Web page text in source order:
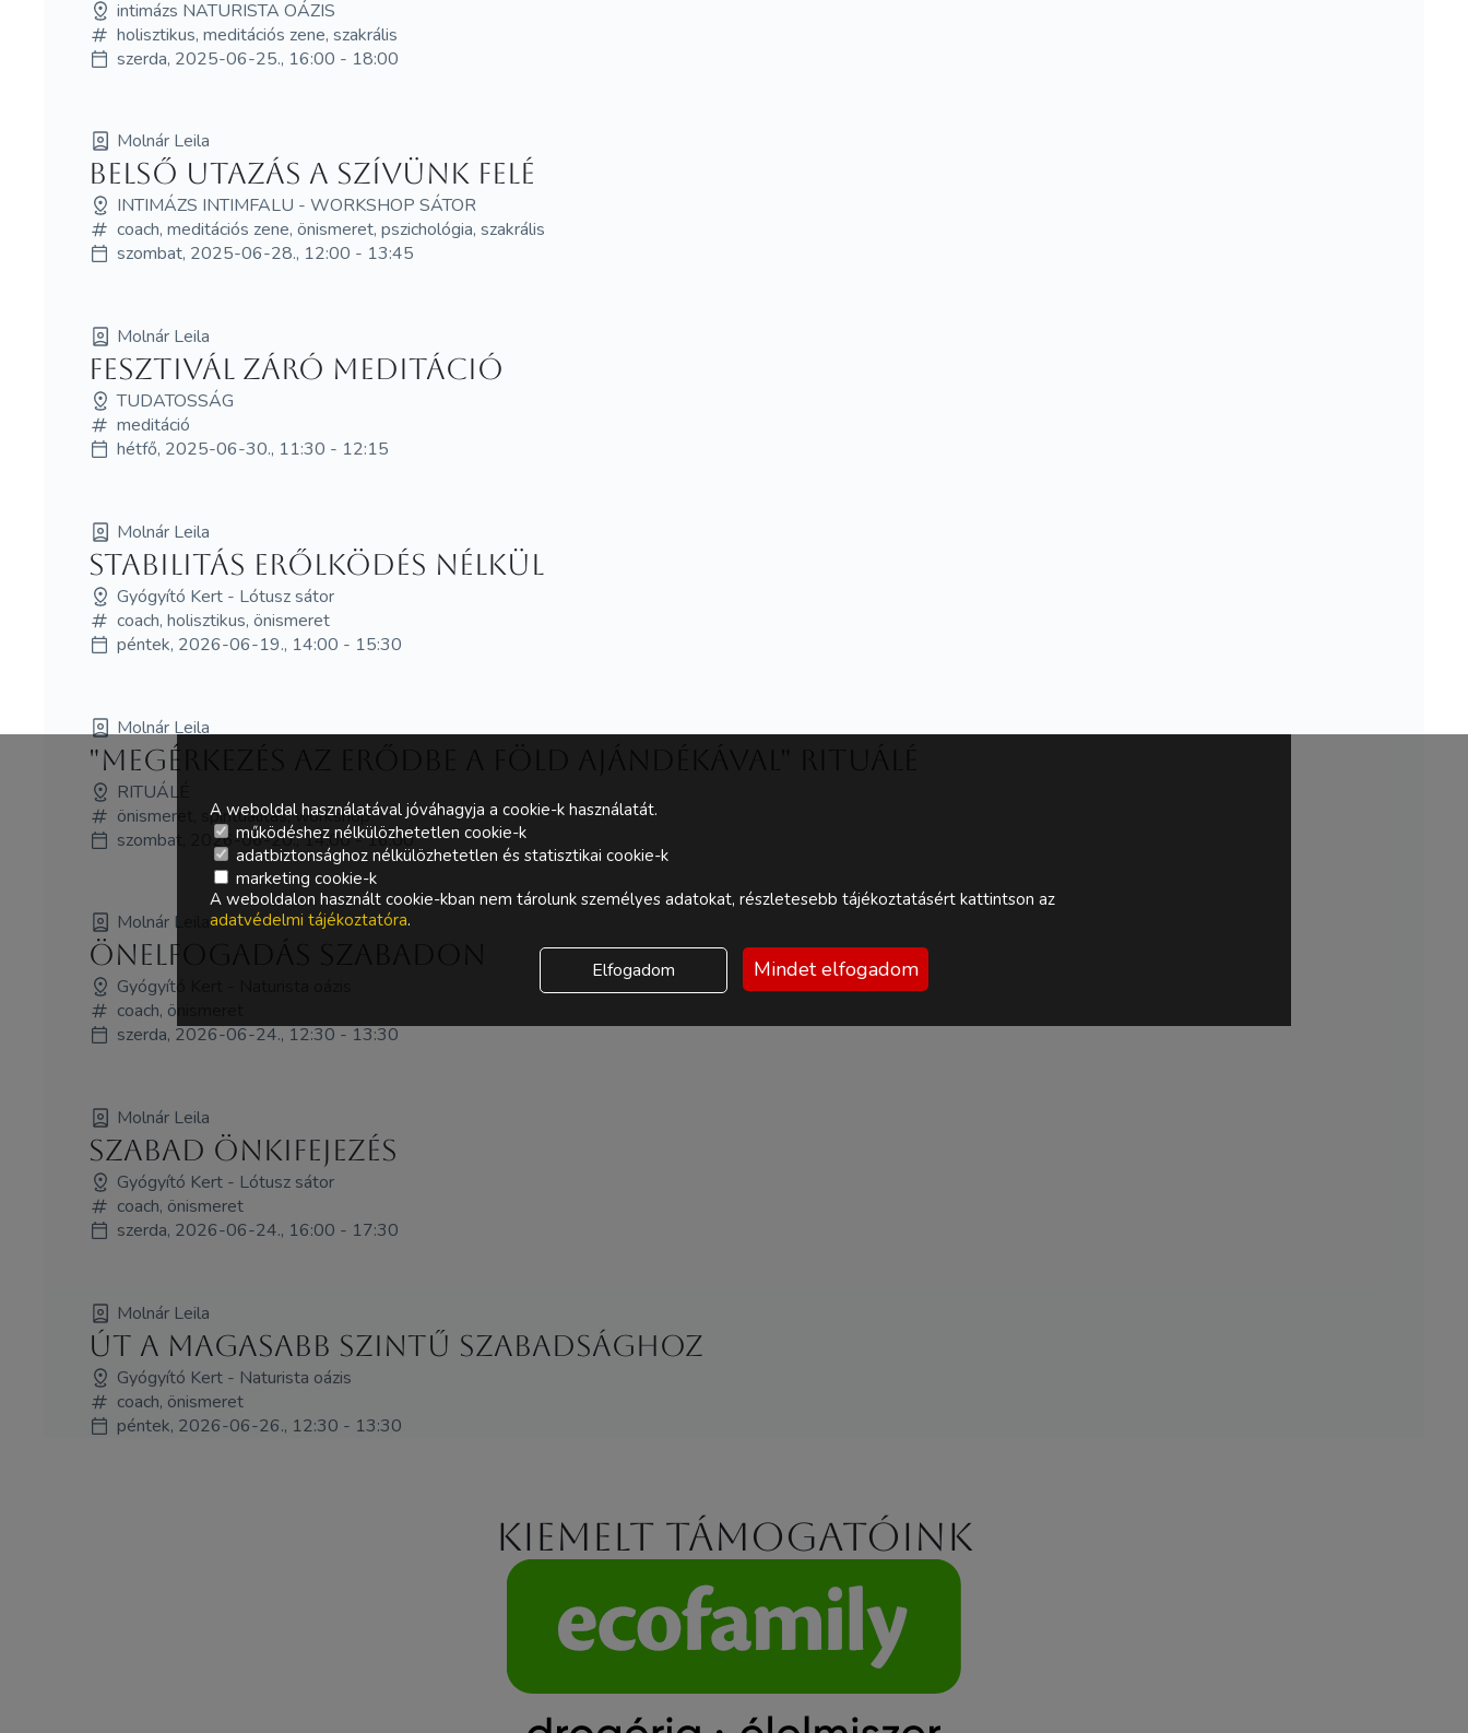
intimázs NATURISTA OÁZIS
holisztikus, meditációs zene, szakrális
szerda, 2025-06-25., 16:00 - 18:00
Molnár Leila
Belső utazás a szívünk felé
INTIMÁZS INTIMFALU - WORKSHOP SÁTOR
coach, meditációs zene, önismeret, pszichológia, szakrális
szombat, 2025-06-28., 12:00 - 13:45
Molnár Leila
Fesztivál záró meditáció
TUDATOSSÁG
meditáció
hétfő, 2025-06-30., 11:30 - 12:15
Molnár Leila
Stabilitás erőlködés nélkül
Gyógyító Kert - Lótusz sátor
coach, holisztikus, önismeret
péntek, 2026-06-19., 14:00 - 15:30
Molnár Leila
"Megérkezés az erődbe a Föld ajándékával" rituálé
RITUÁLÉ
önismeret, spiritualitás, workshop
szombat, 2026-06-20., 14:00 - 16:00
Molnár Leila
Önelfogadás szabadon
Gyógyító Kert - Naturista oázis
coach, önismeret
szerda, 2026-06-24., 12:30 - 13:30
Molnár Leila
Szabad önkifejezés
Gyógyító Kert - Lótusz sátor
coach, önismeret
szerda, 2026-06-24., 16:00 - 17:30
Molnár Leila
Út a magasabb szintű szabadsághoz
Gyógyító Kert - Naturista oázis
coach, önismeret
péntek, 2026-06-26., 12:30 - 13:30
Kiemelt támogatóink
A weboldal használatával jóváhagyja a cookie-k használatát.
működéshez nélkülözhetetlen cookie-k
adatbiztonsághoz nélkülözhetetlen és statisztikai cookie-k
marketing cookie-k
A weboldalon használt cookie-kban nem tárolunk személyes adatokat, részletesebb tájékoztatásért kattintson az
adatvédelmi tájékoztatóra.
Elfogadom Mindet elfogadom